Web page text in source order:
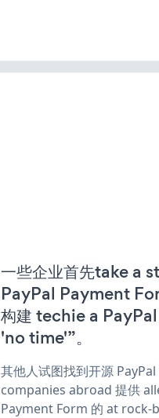
一些企业首先take a
PayPal Payment
构建 techie a
'no time'”。
其他人试图找到开源
companies abroad 提供
Payment Form 的 at rock-